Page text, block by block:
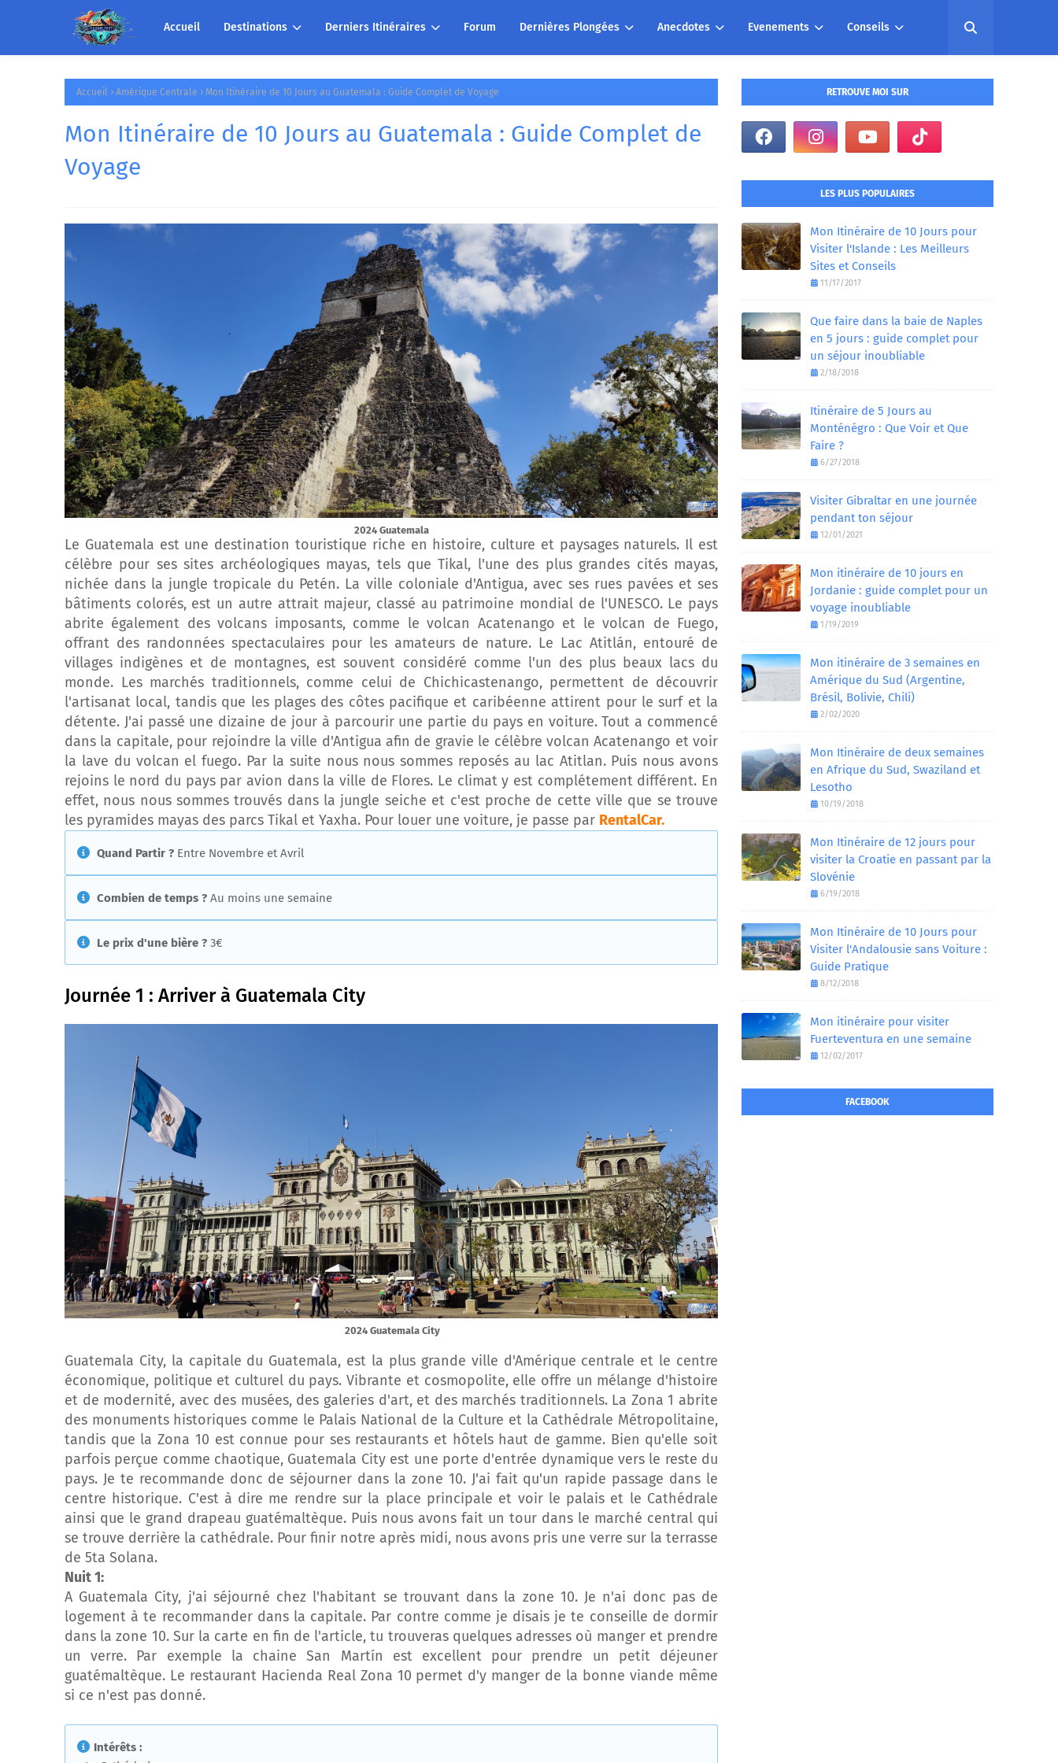
Accueil Destinations Derniers Itinéraires Forum Dernières Plongées Anecdotes Evenements Conseils
Accueil Amérique Centrale Mon Itinéraire de 10 Jours au Guatemala : Guide Complet de Voyage
Mon Itinéraire de 10 Jours au Guatemala : Guide Complet de
Voyage
2024 Guatemala
Le Guatemala est une destination touristique riche en histoire, culture et paysages naturels. Il est
célèbre pour ses sites archéologiques mayas, tels que Tikal, l'une des plus grandes cités mayas,
nichée dans la jungle tropicale du Petén. La ville coloniale d'Antigua, avec ses rues pavées et ses
bâtiments colorés, est un autre attrait majeur, classé au patrimoine mondial de l'UNESCO. Le pays
abrite également des volcans imposants, comme le volcan Acatenango et le volcan de Fuego,
offrant des randonnées spectaculaires pour les amateurs de nature. Le Lac Atitlán, entouré de
villages indigènes et de montagnes, est souvent considéré comme l'un des plus beaux lacs du
monde. Les marchés traditionnels, comme celui de Chichicastenango, permettent de découvrir
l'artisanat local, tandis que les plages des côtes pacifique et caribéenne attirent pour le surf et la
détente. J'ai passé une dizaine de jour à parcourir une partie du pays en voiture. Tout a commencé
dans la capitale, pour rejoindre la ville d'Antigua afin de gravie le célèbre volcan Acatenango et voir
la lave du volcan el fuego. Par la suite nous nous sommes reposés au lac Atitlan. Puis nous avons
rejoins le nord du pays par avion dans la ville de Flores. Le climat y est complétement différent. En
effet, nous nous sommes trouvés dans la jungle seiche et c'est proche de cette ville que se trouve
les pyramides mayas des parcs Tikal et Yaxha. Pour louer une voiture, je passe par RentalCar.
Quand Partir ? Entre Novembre et Avril
Combien de temps ? Au moins une semaine
Le prix d'une bière ? 3€
Journée 1 : Arriver à Guatemala City
2024 Guatemala City
Guatemala City, la capitale du Guatemala, est la plus grande ville d'Amérique centrale et le centre
économique, politique et culturel du pays. Vibrante et cosmopolite, elle offre un mélange d'histoire
et de modernité, avec des musées, des galeries d'art, et des marchés traditionnels. La Zona 1 abrite
des monuments historiques comme le Palais National de la Culture et la Cathédrale Métropolitaine,
tandis que la Zona 10 est connue pour ses restaurants et hôtels haut de gamme. Bien qu'elle soit
parfois perçue comme chaotique, Guatemala City est une porte d'entrée dynamique vers le reste du
pays. Je te recommande donc de séjourner dans la zone 10. J'ai fait qu'un rapide passage dans le
centre historique. C'est à dire me rendre sur la place principale et voir le palais et le Cathédrale
ainsi que le grand drapeau guatémaltèque. Puis nous avons fait un tour dans le marché central qui
se trouve derrière la cathédrale. Pour finir notre après midi, nous avons pris une verre sur la terrasse
de 5ta Solana.
Nuit 1:
A Guatemala City, j'ai séjourné chez l'habitant se trouvant dans la zone 10. Je n'ai donc pas de
logement à te recommander dans la capitale. Par contre comme je disais je te conseille de dormir
dans la zone 10. Sur la carte en fin de l'article, tu trouveras quelques adresses où manger et prendre
un verre. Par exemple la chaine San Martín est excellent pour prendre un petit déjeuner
guatémaltèque. Le restaurant Hacienda Real Zona 10 permet d'y manger de la bonne viande même
si ce n'est pas donné.
Intérêts :
RETROUVE MOI SUR
LES PLUS POPULAIRES
Mon Itinéraire de 10 Jours pour
Visiter l'Islande : Les Meilleurs
Sites et Conseils
11/17/2017
Que faire dans la baie de Naples
en 5 jours : guide complet pour
un séjour inoubliable
2/18/2018
Itinéraire de 5 Jours au
Monténégro : Que Voir et Que
Faire ?
6/27/2018
Visiter Gibraltar en une journée
pendant ton séjour
12/01/2021
Mon itinéraire de 10 jours en
Jordanie : guide complet pour un
voyage inoubliable
1/19/2019
Mon itinéraire de 3 semaines en
Amérique du Sud (Argentine,
Brésil, Bolivie, Chili)
2/02/2020
Mon Itinéraire de deux semaines
en Afrique du Sud, Swaziland et
Lesotho
10/19/2018
Mon Itinéraire de 12 jours pour
visiter la Croatie en passant par la
Slovénie
6/19/2018
Mon Itinéraire de 10 Jours pour
Visiter l'Andalousie sans Voiture :
Guide Pratique
8/12/2018
Mon itinéraire pour visiter
Fuerteventura en une semaine
12/02/2017
FACEBOOK